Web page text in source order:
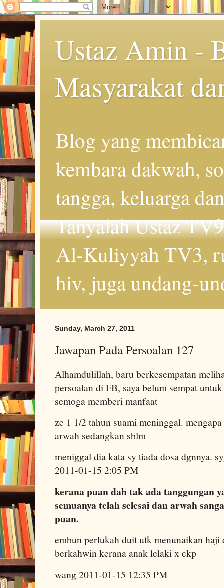
Ustaz Amin -
Masyarakat
Blog yang
kembara dakwah,
tangga, keluarga
Tanyalah Ustaz
Al-Kuliyyah TV3,
hiv, juga undang-
Sunday, March 27, 2011
Jawapan Pada Persoalan 127
Alhamdulillah, baru berkesempatan
persoalan di FB, saya belum sempat
semoga memberi manfaat
ze 1 1/2 tahun suami meninggal.
arwah sedangkan sblm
meniggal dia kata sy tiada dosa dgnnya.
2011-01-15 2:05 PM
kerana puan dah tak ada tanggungan
semuanya telah selesai dan arwah
puan.
embun perlukah duit utk menunaikan
berkahwin kerana anak lelaki x ckp
wang 2011-01-15 12:35 PM